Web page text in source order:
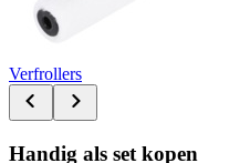
Verfrollers
Handig als set kopen